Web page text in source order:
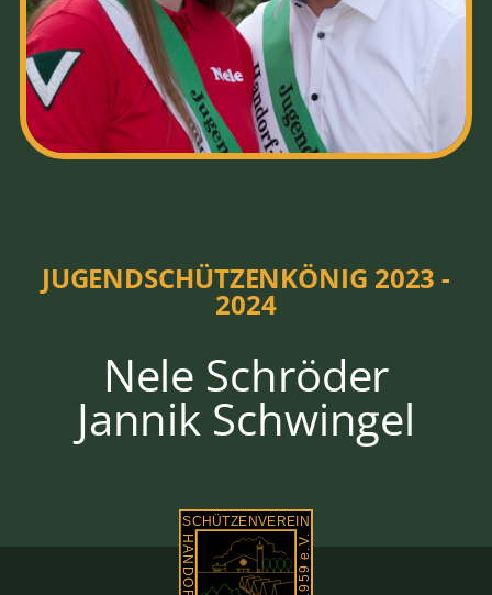
JUGENDSCHÜTZENKÖNIG 2023 -
2024
Nele Schröder
Jannik Schwingel